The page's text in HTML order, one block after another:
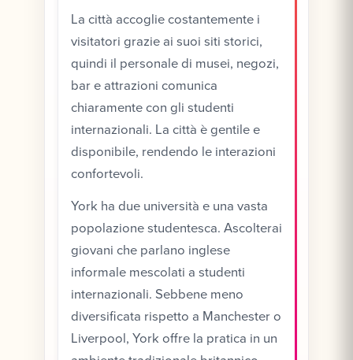
La città accoglie costantemente i
visitatori grazie ai suoi siti storici,
quindi il personale di musei, negozi,
bar e attrazioni comunica
chiaramente con gli studenti
internazionali. La città è gentile e
disponibile, rendendo le interazioni
confortevoli.
York ha due università e una vasta
popolazione studentesca. Ascolterai
giovani che parlano inglese
informale mescolati a studenti
internazionali. Sebbene meno
diversificata rispetto a Manchester o
Liverpool, York offre la pratica in un